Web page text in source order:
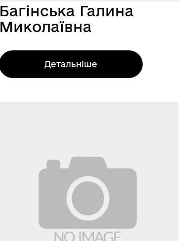
Багінська Галина
Миколаївна
Детальніше